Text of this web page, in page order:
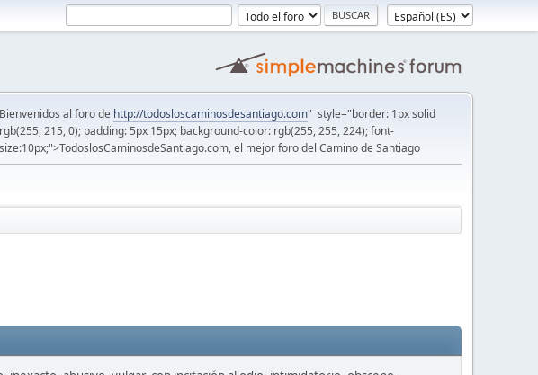
Bienvenidos al foro de http://todosloscaminosdesantiago.com" style="border: 1px solid
rgb(255, 215, 0); padding: 5px 15px; background-color: rgb(255, 255, 224); font-
size:10px;">TodoslosCaminosdeSantiago.com, el mejor foro del Camino de Santiago